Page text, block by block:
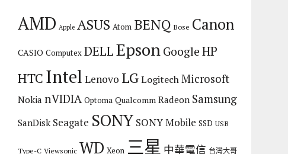
AMD Apple ASUS Atom BENQ Bose Canon
CASIO Computex DELLEpson Google HP
HTC Intel Lenovo LGLogitechMicrosoft
Nokia nVIDIA Optoma Qualcomm Radeon Samsung
SanDisk Seagate SONY SONY Mobile SSD USB
Type-C Viewsonic WD Xeon 三星 中華電信 台灣大哥